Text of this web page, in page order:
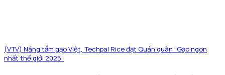
(VTV) Nâng tầm gạo Việt, Techpal Rice đạt Quán quân “Gạo ngon
nhất thế giới 2025”